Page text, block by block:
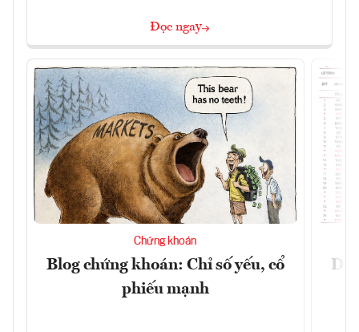
Đọc ngay
Chứng khoán
Blog chứng khoán: Chỉ số yếu, cổ
phiếu mạnh
Dự